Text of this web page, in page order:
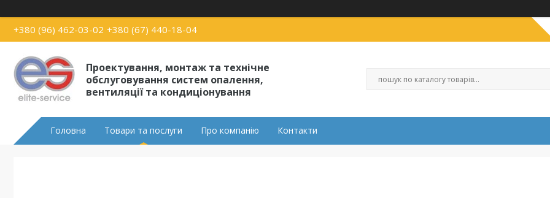
+380 (96) 462-03-02 +380 (67) 440-18-04
Проектування, монтаж та технічне
обслуговування систем опалення,
вентиляції та кондиціонування
Головна Товари та послуги Про компанію Контакти